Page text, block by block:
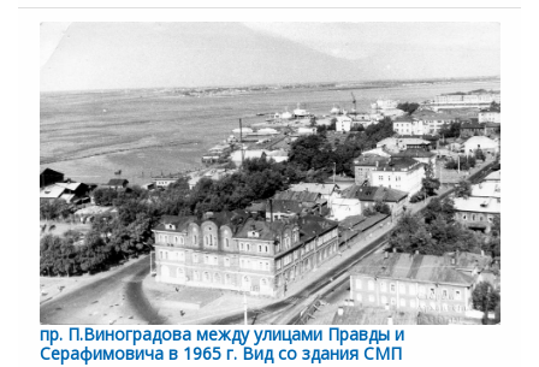
пр. П.Виноградова между улицами Правды и
Серафимовича в 1965 г. Вид со здания СМП